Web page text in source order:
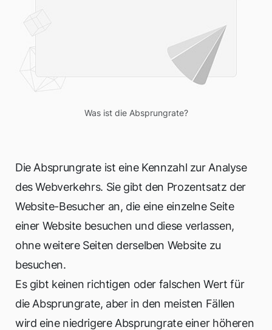
Was ist die Absprungrate?
Die Absprungrate ist eine Kennzahl zur Analyse
des Webverkehrs. Sie gibt den Prozentsatz der
Website-Besucher an, die eine einzelne Seite
einer Website besuchen und diese verlassen,
ohne weitere Seiten derselben Website zu
besuchen.
Es gibt keinen richtigen oder falschen Wert für
die Absprungrate, aber in den meisten Fällen
wird eine niedrigere Absprungrate einer höheren